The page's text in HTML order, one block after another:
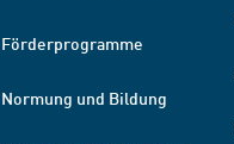
Förderprogramme
Normung und Bildung